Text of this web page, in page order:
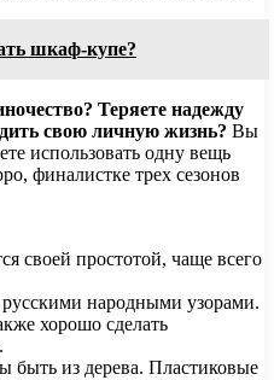
шкаф-купе?
Теряете надежду
свою личную жизнь? Вы
использовать одну вещь
финалистке трех сезонов
своей простотой, чаще всего
народными узорами.
хорошо сделать
быть из дерева. Пластиковые